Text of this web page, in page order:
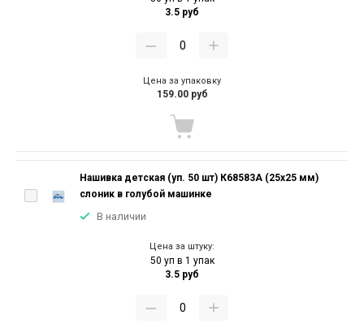
3.5 руб
Цена за упаковку
159.00 руб
Нашивка детская (уп. 50 шт) К68583А (25х25 мм)
слоник в голубой машинке
В наличии
Цена за штуку:
50 уп в 1 упак
3.5 руб